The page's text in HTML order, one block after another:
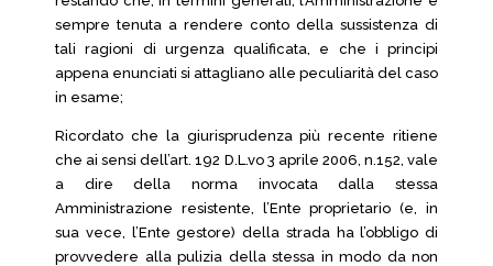
sempre tenuta a rendere conto della sussistenza di
tali ragioni di urgenza qualificata, e che i principi
appena enunciati si attagliano alle peculiarità del caso
in esame;
Ricordato che la giurisprudenza più recente ritiene
che ai sensi dell’art. 192 D.L.vo 3 aprile 2006, n.152, vale
a dire della norma invocata dalla stessa
Amministrazione resistente, l’Ente proprietario (e, in
sua vece, l’Ente gestore) della strada ha l’obbligo di
provvedere alla pulizia della stessa in modo da non